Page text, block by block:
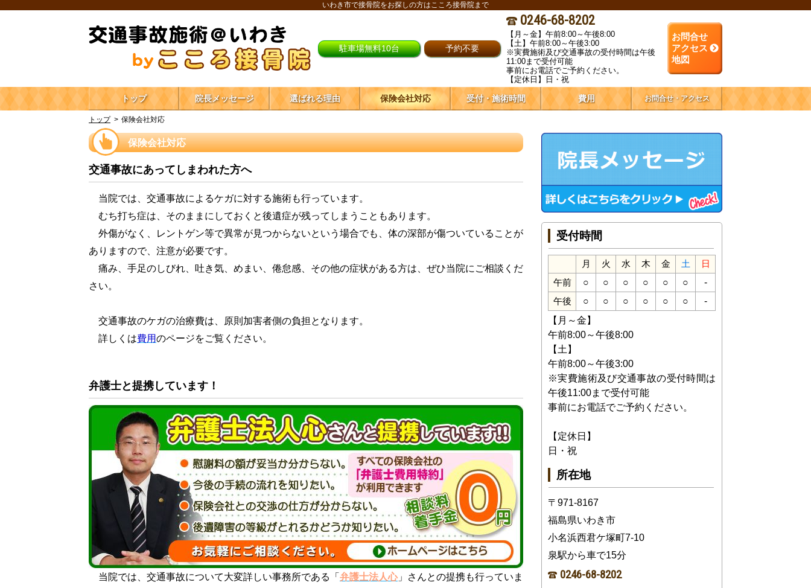
いわき市で接骨院をお探しの方はこころ接骨院まで
駐車場無料10台 予約不要
0246-68-8202
【月～金】午前8:00～午後8:00
【土】午前8:00～午後3:00
※実費施術及び交通事故の受付時間は午後
11:00まで受付可能
事前にお電話でご予約ください。
【定休日】日・祝
お問合せ
アクセス
地図
トップ 院長メッセージ 選ばれる理由 保険会社対応 受付・施術時間 費用 お問合せ・アクセス
トップ 保険会社対応
保険会社対応
交通事故にあってしまわれた方へ
当院では、交通事故によるケガに対する施術も行っています。
むち打ち症は、そのままにしておくと後遺症が残ってしまうこともあります。
外傷がなく、レントゲン等で異常が見つからないという場合でも、体の深部が傷ついていることが
ありますので、注意が必要です。
痛み、手足のしびれ、吐き気、めまい、倦怠感、その他の症状がある方は、ぜひ当院にご相談くだ
さい。
交通事故のケガの治療費は、原則加害者側の負担となります。
詳しくは費用のページをご覧ください。
弁護士と提携しています！
当院では、交通事故について大変詳しい事務所である「 弁護士法人心」さんとの提携も行っていま
受付時間
月 火 水 木 金 土
日
午前
○ ○ ○ ○ ○ ○ -
午後 ○ ○ ○ ○ ○ ○
-
【月～金】
午前8:00～午後8:00
【土】
午前8:00～午後3:00
※実費施術及び交通事故の受付時間は
午後11:00まで受付可能
事前にお電話でご予約ください。
【定休日】
日・祝
所在地
〒971-8167
福島県いわき市
小名浜西君ケ塚町7-10
泉駅から車で15分
0246-68-8202